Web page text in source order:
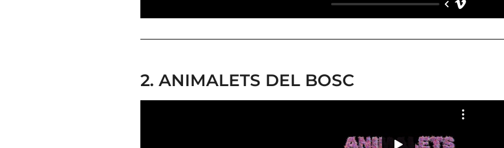
2. ANIMALETS DEL BOSC